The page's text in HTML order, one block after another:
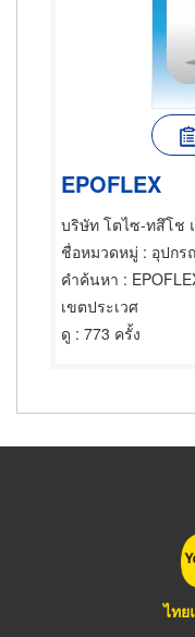
EPOFLEX
บริษัท โตไซ-ทสึโช
ชื่อหมวดหมู่ : อุปก
คำค้นหา :
เขตประเวศ
ดู : 773 ครั้ง
ไทย